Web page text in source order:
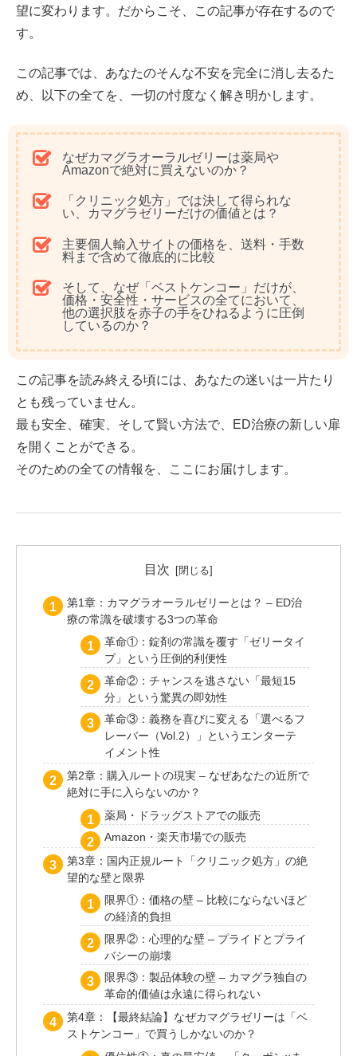
望に変わります。だからこそ、この記事が存在するので
す。
この記事では、あなたのそんな不安を完全に消し去るた
め、以下の全てを、一切の忖度なく解き明かします。
なぜカマグラオーラルゼリーは薬局や
Amazonで絶対に買えないのか？
「クリニック処方」では決して得られな
い、カマグラゼリーだけの価値とは？
主要個人輸入サイトの価格を、送料・手数
料まで含めて徹底的に比較
そして、 なぜ「ベストケンコー」だけが、
価格・安全性・サービスの全てにおいて、
他の選択肢を赤子の手をひねるように圧倒
しているのか？
この記事を読み終える頃には、あなたの迷いは一片たり
とも残っていません。
最も安全、確実、そして賢い方法で、ED治療の新しい扉
を開くことができる。
そのための全ての情報を、ここにお届けします。
目次
第1章：カマグラオーラルゼリーとは？ – ED治
療の常識を破壊する3つの革命
革命①：錠剤の常識を覆す「ゼリータイ
プ」という圧倒的利便性
革命②：チャンスを逃さない「最短15
分」という驚異の即効性
革命③：義務を喜びに変える「選べるフ
レーバー（Vol.2）」というエンターテ
イメント性
第2章：購入ルートの現実 – なぜあなたの近所で
絶対に手に入らないのか？
薬局・ドラッグストアでの販売
Amazon・楽天市場での販売
第3章：国内正規ルート「クリニック処方」の絶
望的な壁と限界
限界①：価格の壁 – 比較にならないほど
の経済的負担
限界②：心理的な壁 – プライドとプライ
バシーの崩壊
限界③：製品体験の壁 – カマグラ独自の
革命的価値は永遠に得られない
第4章：【最終結論】なぜカマグラゼリーは「ベ
ストケンコー」で買うしかないのか？